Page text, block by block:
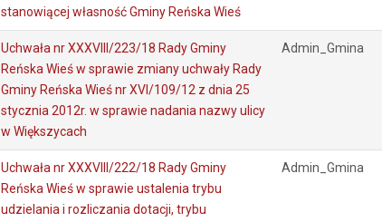
stanowiącej własność Gminy Reńska Wieś
Uchwała nr XXXVIII/223/18 Rady Gminy
Reńska Wieś w sprawie zmiany uchwały Rady
Gminy Reńska Wieś nr XVI/109/12 z dnia 25
stycznia 2012r. w sprawie nadania nazwy ulicy
w Większycach
Admin_Gmina
Uchwała nr XXXVIII/222/18 Rady Gminy
Reńska Wieś w sprawie ustalenia trybu
udzielania i rozliczania dotacji, trybu
Admin_Gmina